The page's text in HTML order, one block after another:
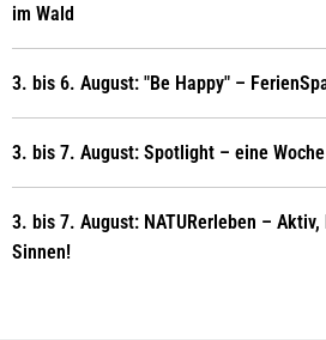
im Wald
3. bis 6. August: "Be Happy" –
3. bis 7. August: Spotlight – eine
3. bis 7. August: NATURerleben –
Sinnen!